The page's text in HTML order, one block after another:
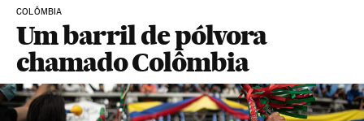
COLÔMBIA
Um barril de pólvora
chamado Colômbia